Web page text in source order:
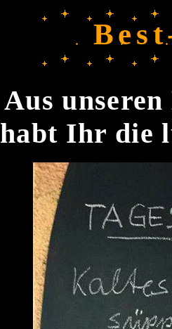
Aus
habt Ihr die